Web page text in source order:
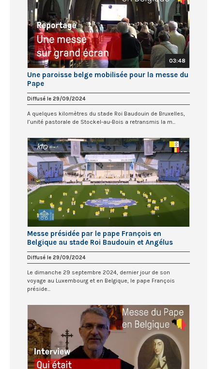
03:48
Une paroisse belge mobilisée pour la messe du
Pape
Diffusé le 29/09/2024
A quelques kilomètres du stade Roi Baudouin de Bruxelles,
l’unité pastorale de Stockel-au-Bois a retransmis la m...
Messe présidée par le pape François en
Belgique au stade Roi Baudouin et Angélus
Diffusé le 29/09/2024
Le dimanche 29 septembre 2024, dernier jour de son
voyage au Luxembourg et en Belgique, le pape François
préside...